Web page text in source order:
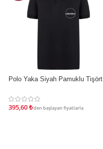
İNDIRIM
Polo Yaka Siyah Pamuklu Tişört
395,60₺'den başlayan fiyatlarla